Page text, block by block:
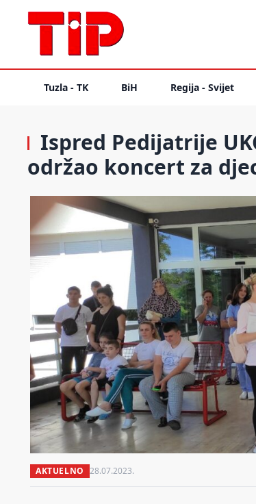
Tuzla - TK BiH Regija - Svijet
Ispred Pedijatrije
održao koncert za
AKTUELNO 28.07.2023.